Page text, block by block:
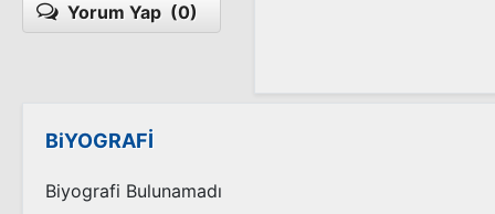
Yorum Yap (0)
BiYOGRAFİ
Biyografi Bulunamadı